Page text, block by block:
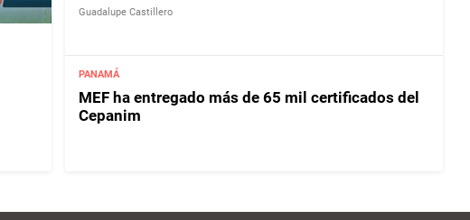
Guadalupe Castillero
PANAMÁ
MEF ha entregado más de 65 mil certificados del
Cepanim